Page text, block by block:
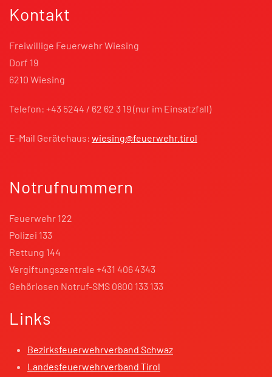
Kontakt
Freiwillige Feuerwehr Wiesing
Dorf 19
6210 Wiesing
Telefon: +43 5244 / 62 62 3 19 (nur im Einsatzfall)
E-Mail Gerätehaus: wiesing@feuerwehr.tirol
Notrufnummern
Feuerwehr 122
Polizei 133
Rettung 144
Vergiftungszentrale +431 406 4343
Gehörlosen Notruf-SMS 0800 133 133
Links
Bezirksfeuerwehrverband Schwaz
Landesfeuerwehrverband Tirol